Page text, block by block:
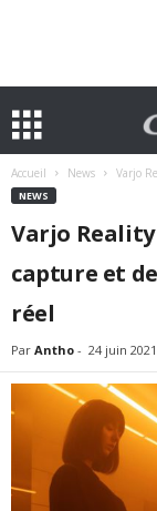
Accueil News Varjo
NEWS
Varjo
capture et
réel
Par Antho - 24 juin 2021